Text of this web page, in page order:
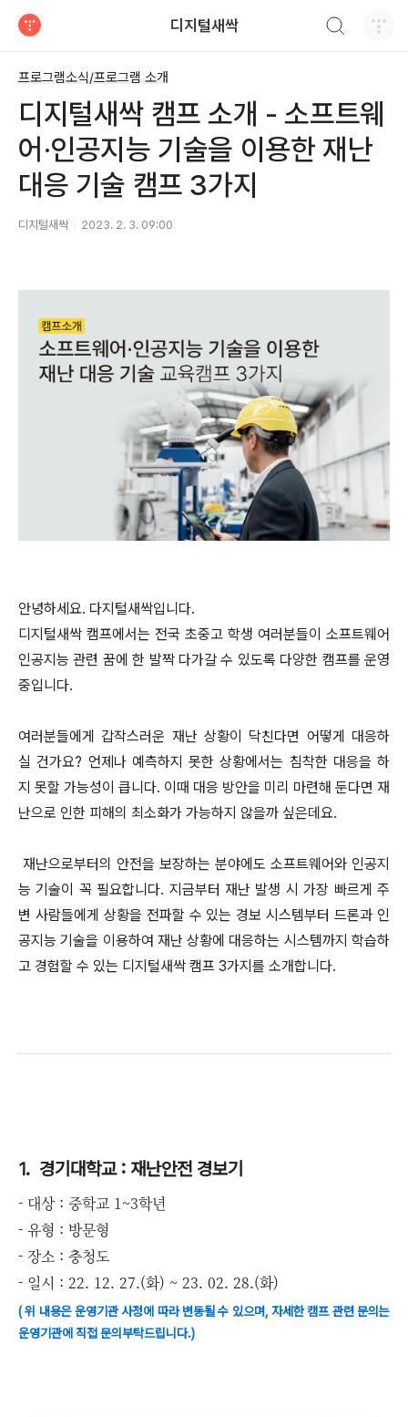
디지털새싹
프로그램소식/프로그램 소개
디지털새싹 캠프 소개 - 소프트웨
어·인공지능 기술을 이용한 재난
대응 기술 캠프 3가지
디지털새싹 2023. 2. 3. 09:00
안녕하세요. 다지털새싹입니다.
디지털새싹 캠프에서는 전국 초중고 학생 여러분들이 소프트웨어
인공지능 관련 꿈에 한 발짝 다가갈 수 있도록 다양한 캠프를 운영
중입니다.
여러분들에게 갑작스러운 재난 상황이 닥친다면 어떻게 대응하
실 건가요? 언제나 예측하지 못한 상황에서는 침착한 대응을 하
지 못할 가능성이 큽니다. 이때 대응 방안을 미리 마련해 둔다면 재
난으로 인한 피해의 최소화가 가능하지 않을까 싶은데요.
재난으로부터의 안전을 보장하는 분야에도 소프트웨어와 인공지
능 기술이 꼭 필요합니다. 지금부터 재난 발생 시 가장 빠르게 주
변 사람들에게 상황을 전파할 수 있는 경보 시스템부터 드론과 인
공지능 기술을 이용하여 재난 상황에 대응하는 시스템까지 학습하
고 경험할 수 있는 디지털새싹 캠프 3가지를 소개합니다.
1. 경기대학교 : 재난안전 경보기
- 대상 : 중학교 1~3학년
- 유형 : 방문형
- 장소 : 충청도
- 일시 : 22. 12. 27.(화) ~ 23. 02. 28.(화)
( 위 내용은 운영기관 사정에 따라 변동될 수 있으며, 자세한 캠프 관련 문의는
운영기관에 직접 문의부탁드립니다.)